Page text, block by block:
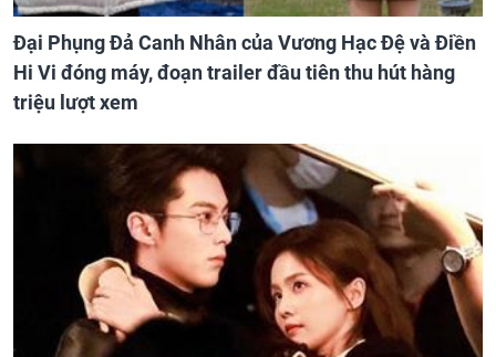
Đại Phụng Đả Canh Nhân của Vương Hạc Đệ và Điền
Hi Vi đóng máy, đoạn trailer đầu tiên thu hút hàng
triệu lượt xem